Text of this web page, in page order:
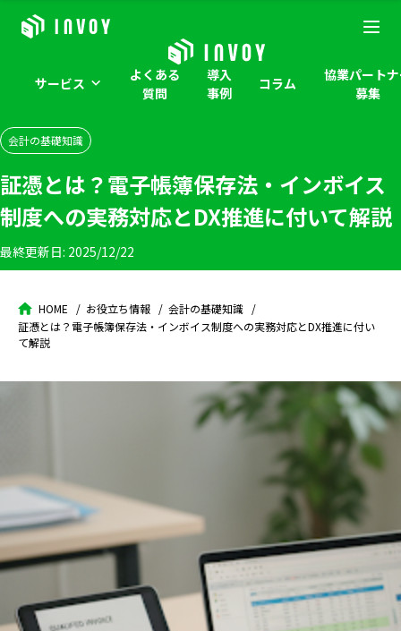
サービス
よくある
質問
導入
事例
コラム
協業パート
募集
会計の基礎知識
証憑とは？電子帳簿保存法・インボイス
制度への実務対応とDX推進に付いて解説
最終更新日: 2025/12/22
HOME お役立ち情報
会計の基礎知識
証憑とは？電子帳簿保存法・インボイス制度への実務対応とDX推進に付い
て解説